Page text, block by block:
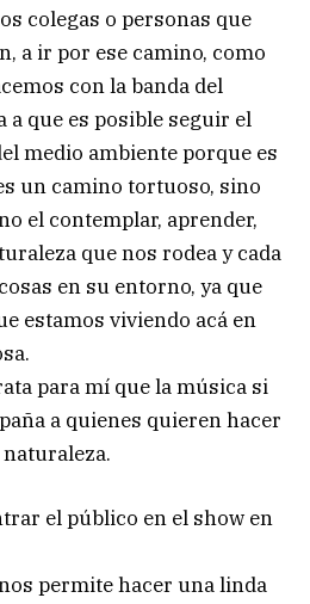
colegas o personas que
a ir por ese camino, como
con la banda del
a que es posible seguir el
medio ambiente porque es
un camino tortuoso, sino
el contemplar, aprender,
que nos rodea y cada
en su entorno, ya que
estamos viviendo acá en
para mí que la música si
a quienes quieren hacer
el público en el show en
permite hacer una linda